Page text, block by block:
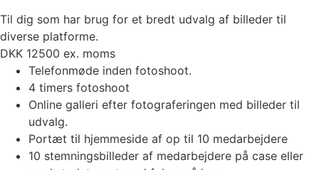
Til dig som har brug for et bredt udvalg af billeder til
diverse platforme.
DKK 12500 ex. moms
Telefonmøde inden fotoshoot.
4 timers fotoshoot
Online galleri efter fotograferingen med billeder til
udvalg.
Portæt til hjemmeside af op til 10 medarbejdere
10 stemningsbilleder af medarbejdere på case eller